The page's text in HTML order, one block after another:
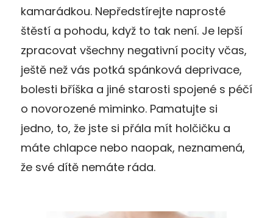
kamarádkou. Nepředstírejte naprosté
štěstí a pohodu, když to tak není. Je lepší
zpracovat všechny negativní pocity včas,
ještě než vás potká spánková deprivace,
bolesti bříška a jiné starosti spojené s péčí
o novorozené miminko. Pamatujte si
jedno, to, že jste si přála mít holčičku a
máte chlapce nebo naopak, neznamená,
že své dítě nemáte ráda.